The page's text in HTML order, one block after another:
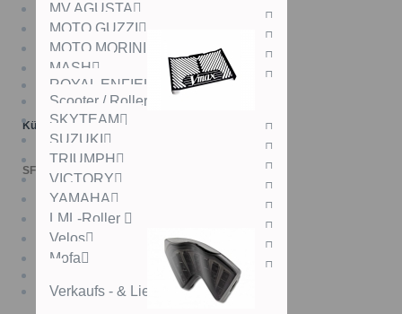
MV AGUSTA
MOTO GUZZI
MOTO MORINI
MASH
ROYAL ENFIELD
Scooter / Roller
SKYTEAM
SUZUKI
TRIUMPH
VICTORY
YAMAHA
LML-Roller
Velos
Mofa
Verkaufs - & Lieferbedingungen
Kühlergrill IX
SFr. 109.00